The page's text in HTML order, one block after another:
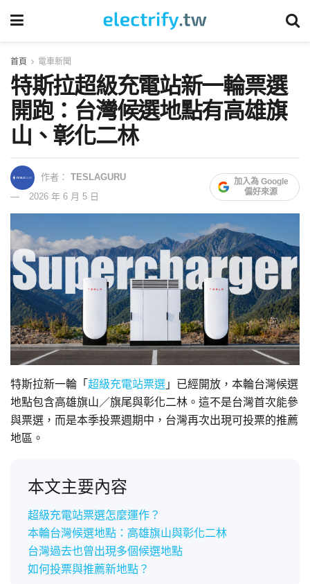
首頁 電車新聞
特斯拉超級充電站新一輪票選
開跑：台灣候選地點有高雄旗
山、彰化二林
作者： TESLAGURU
2026 年 6 月 5 日
加入為 Google
偏好來源
特斯拉新一輪「 超級充電站票選 」已經開放，本輪台灣候選
地點包含高雄旗山／旗尾與彰化二林。這不是台灣首次能參
與票選，而是本季投票週期中，台灣再次出現可投票的推薦
地區。
本文主要內容
超級充電站票選怎麼運作？
本輪台灣候選地點：高雄旗山與彰化二林
台灣過去也曾出現多個候選地點
如何投票與推薦新地點？